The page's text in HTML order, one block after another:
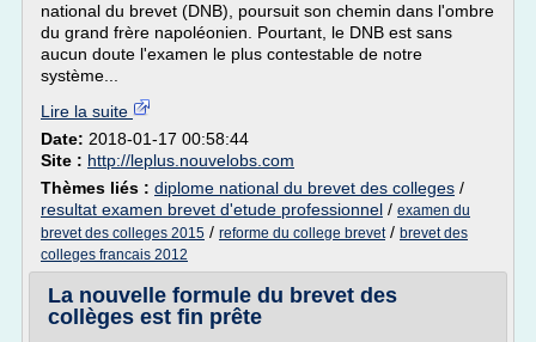
national du brevet (DNB), poursuit son chemin dans l'ombre
du grand frère napoléonien. Pourtant, le DNB est sans
aucun doute l'examen le plus contestable de notre
système...
Lire la suite
Date: 2018-01-17 00:58:44
Site : http://leplus.nouvelobs.com
Thèmes liés : diplome national du brevet des colleges /
resultat examen brevet d'etude professionnel / examen du
brevet des colleges 2015 / reforme du college brevet/ brevet des
colleges francais 2012
La nouvelle formule du brevet des
collèges est fin prête